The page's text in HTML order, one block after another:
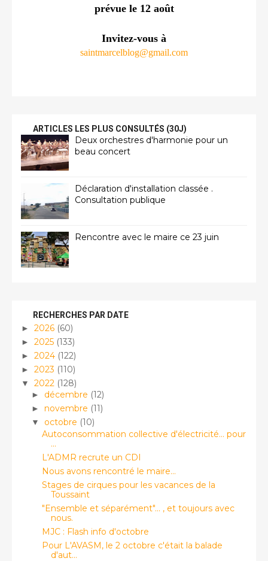
prévue le 12 août
Invitez-vous à
saintmarcelblog@gmail.com
ARTICLES LES PLUS CONSULTÉS (30J)
Deux orchestres d'harmonie pour un
beau concert
Déclaration d'installation classée .
Consultation publique
Rencontre avec le maire ce 23 juin
RECHERCHES PAR DATE
► 2026 (60)
► 2025 (133)
► 2024 (122)
► 2023 (110)
▼ 2022 (128)
► décembre (12)
► novembre (11)
▼ octobre (10)
Autoconsommation collective d'électricité... pour
...
L'ADMR recrute un CDI
Nous avons rencontré le maire...
Stages de cirques pour les vacances de la
Toussaint
"Ensemble et séparément"... , et toujours avec
nous.
MJC : Flash info d'octobre
Pour L'AVASM, le 2 octobre c'était la balade
d'aut...